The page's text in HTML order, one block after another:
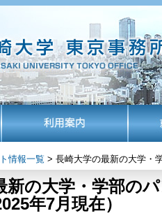
情報一覧 > 長崎大学の最新の大学・
新の大学・学部の
年7月現在）